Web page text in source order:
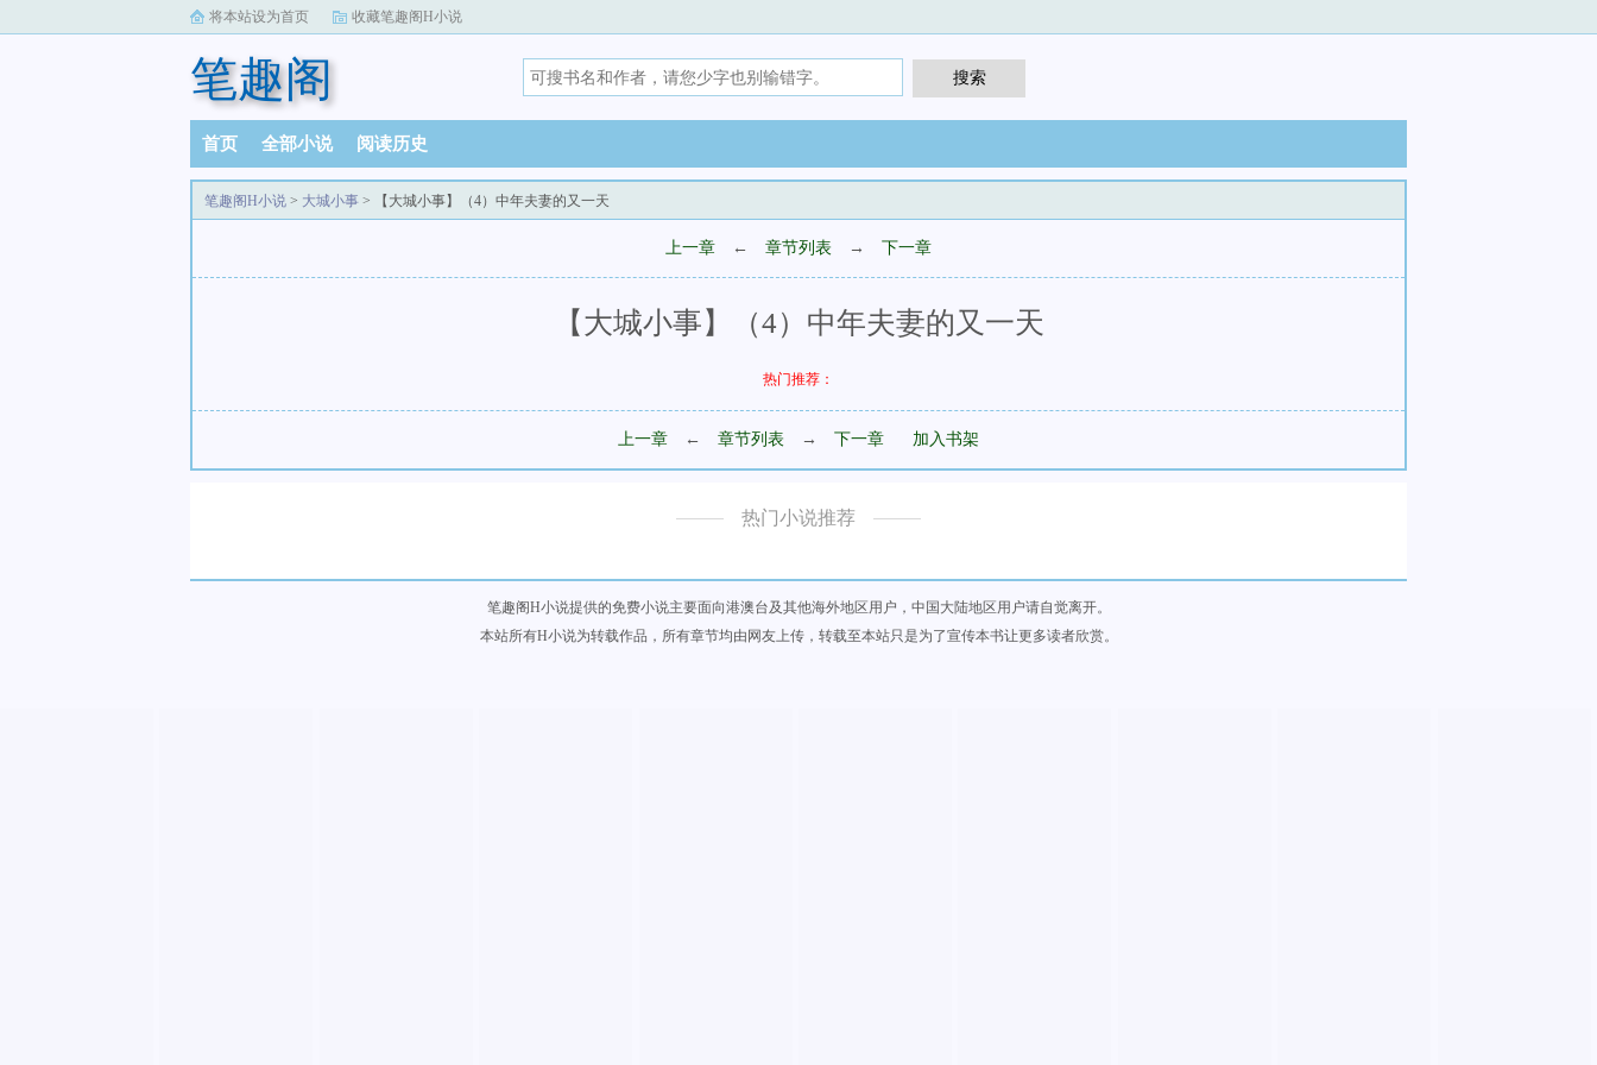
将本站设为首页 收藏笔趣阁H小说
笔趣阁
首页 全部小说 阅读历史
笔趣阁H小说 > 大城小事 > 【大城小事】（4）中年夫妻的又一天
上一章 ← 章节列表 → 下一章
【大城小事】（4）中年夫妻的又一天
热门推荐：
上一章 ← 章节列表 → 下一章 加入书架
热门小说推荐
笔趣阁H小说提供的免费小说主要面向港澳台及其他海外地区用户，中国大陆地区用户请自觉离开。
本站所有H小说为转载作品，所有章节均由网友上传，转载至本站只是为了宣传本书让更多读者欣赏。